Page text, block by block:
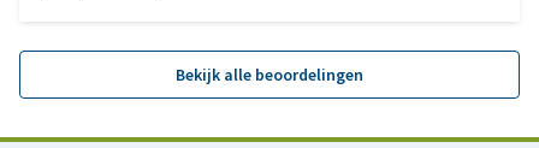
Bekijk alle beoordelingen